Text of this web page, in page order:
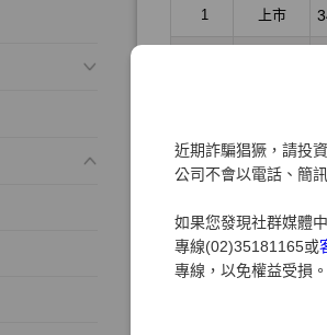
近期詐騙猖獗，請投
公司不會以電話、簡
如果您發現社群媒體
專線(02)35181165或
專線，以免權益受損。